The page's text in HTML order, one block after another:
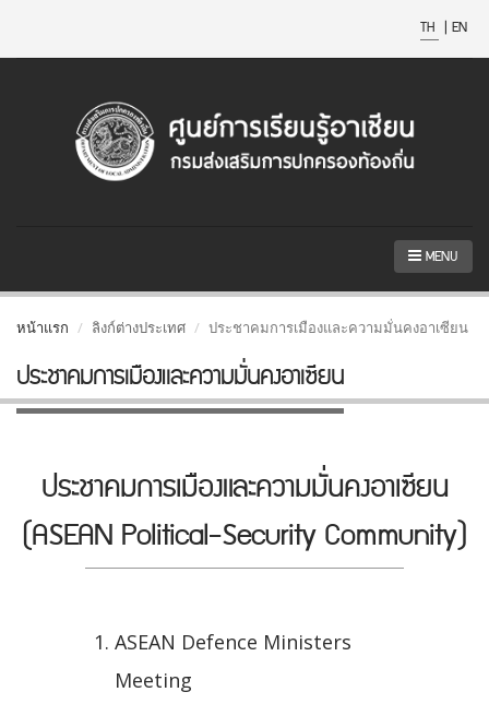
TH | EN
MENU
หน้าแรก ลิงก์ต่างประเทศ ประชาคมการเมืองและความมั่นคงอาเซียน
ประชาคมการเมืองและความมั่นคงอาเซียน
ประชาคมการเมืองและความมั่นคงอาเซียน
(ASEAN Political-Security Community)
ASEAN Defence Ministers
Meeting